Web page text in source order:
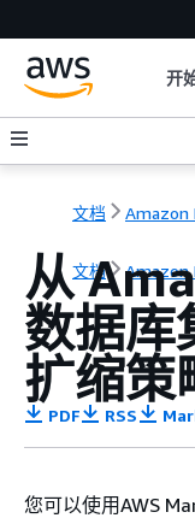
开
文档 Amazon
文档 Amazon
从
数据库
扩缩策
PDF RSS
您可以使用AWS